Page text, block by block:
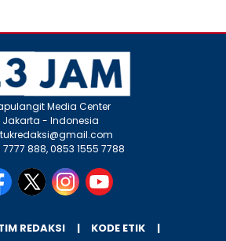
Media Center
Jakarta - Indonesia
888, 0853 1555 7788
REDAKSI KODE ETIK